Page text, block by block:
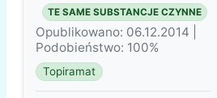
TE SAME SUBSTANCJE CZYNNE
Opublikowano: 06.12.2014 |
Podobieństwo: 100%
Topiramat